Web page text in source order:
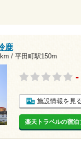
鹿
/ 平田町駅150m
-
施設情報を見
楽天トラベルの宿泊